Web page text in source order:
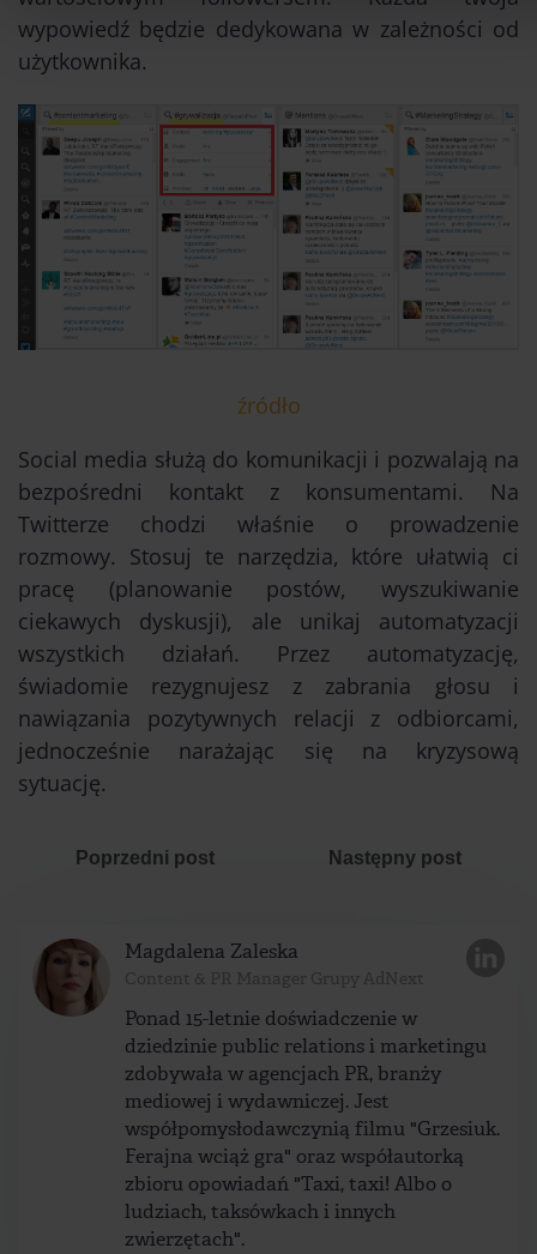
wypowiedź będzie dedykowana w zależności od
użytkownika.
źródło
Social media służą do komunikacji i pozwalają na
bezpośredni kontakt z konsumentami. Na
Twitterze chodzi właśnie o prowadzenie
rozmowy. Stosuj te narzędzia, które ułatwią ci
pracę (planowanie postów, wyszukiwanie
ciekawych dyskusji), ale unikaj automatyzacji
wszystkich działań. Przez automatyzację,
świadomie rezygnujesz z zabrania głosu i
nawiązania pozytywnych relacji z odbiorcami,
jednocześnie narażając się na kryzysową
sytuację.
Poprzedni post Następny post
Magdalena Zaleska
Ponad 15-letnie doświadczenie w
dziedzinie public relations i marketingu
zdobywała w agencjach PR, branży
mediowej i wydawniczej. Jest
współpomysłodawczynią filmu "Grzesiuk.
Ferajna wciąż gra" oraz współautorką
zbioru opowiadań "Taxi, taxi! Albo o
ludziach, taksówkach i innych
zwierzętach".